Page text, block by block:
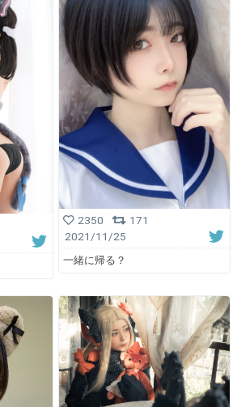
2350
171
2021/11/25
一緒に帰る？